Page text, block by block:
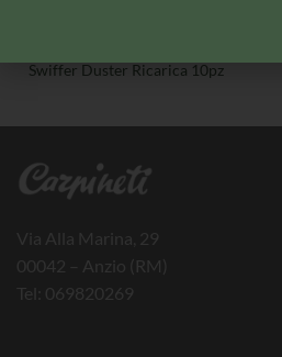
Swiffer Duster Ricarica 10pz
Via Alla Marina, 29
00042 – Anzio (RM)
Tel: 069820269